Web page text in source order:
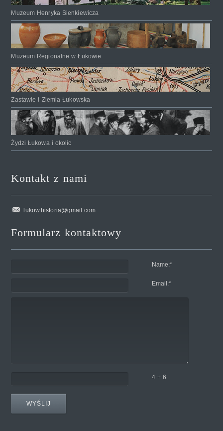
Muzeum Henryka Sienkiewicza
Muzeum Regionalne w Łukowie
Zastawie i Ziemia Łukowska
Żydzi Łukowa i okolic
Kontakt z nami
lukow.historia@gmail.com
Formularz kontaktowy
Name:*
Email:*
4 + 6